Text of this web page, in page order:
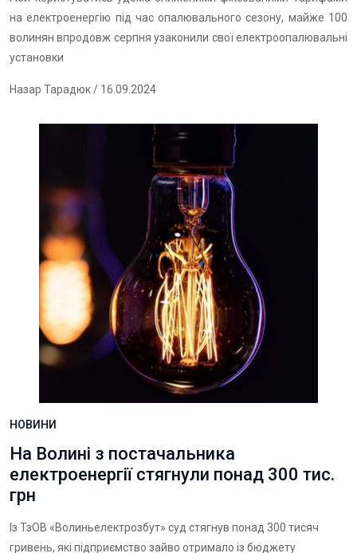
на електроенергію під час опалювального сезону, майже 100
волинян впродовж серпня узаконили свої електроопалювальні
установки
Назар Тарадюк/ 16.09.2024
НОВИНИ
На Волині з постачальника
електроенергії стягнули понад 300 тис.
грн
Із ТзОВ «Волиньелектрозбут» суд стягнув понад 300 тисяч
гривень, які підприємство зайво отримало із бюджету